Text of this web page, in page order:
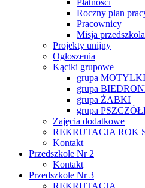
Płatności
Roczny plan
Pracownicy
Misja przedszkola
Projekty unijny
Ogłoszenia
Kąciki grupowe
grupa MOTYLKI
grupa
grupa ŻABKI
grupa
Zajęcia dodatkowe
REKRUTACJA ROK
Kontakt
Przedszkole Nr 2
Kontakt
Przedszkole Nr 3
REKRUTACJA